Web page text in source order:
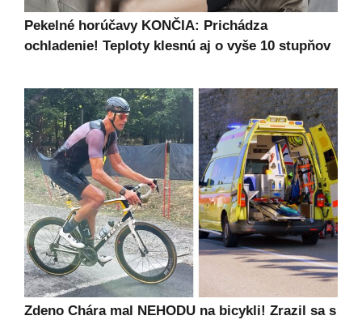
Pekelné horúčavy KONČIA: Prichádza
ochladenie! Teploty klesnú aj o vyše 10 stupňov
Zdeno Chára mal NEHODU na bicykli! Zrazil sa s